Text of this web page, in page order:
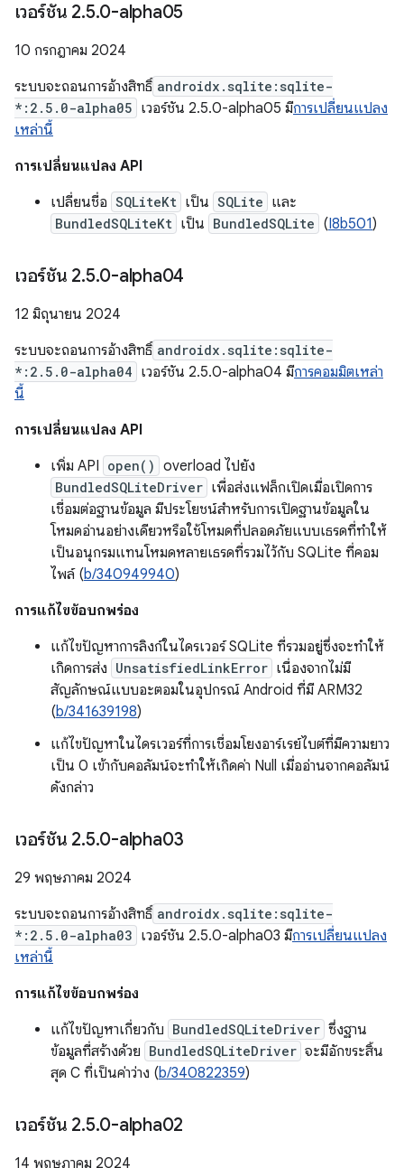
เวอร์ชัน 2.5.0-alpha05
10 กรกฎาคม 2024
ระบบจะถอนการอ้างสิทธิ์ androidx.sqlite:sqlite-
*:2.5.0-alpha05 เวอร์ชัน 2.5.0-alpha05 มีการเปลี่ยนแปลง
เหล่านี้
การเปลี่ยนแปลง API
เปลี่ยนชื่อ SQLiteKt เป็น SQLite และ
BundledSQLiteKt เป็น BundledSQLite (I8b501)
เวอร์ชัน 2.5.0-alpha04
12 มิถุนายน 2024
ระบบจะถอนการอ้างสิทธิ์ androidx.sqlite:sqlite-
*:2.5.0-alpha04 เวอร์ชัน 2.5.0-alpha04 มีการคอมมิตเหล่า
นี้
การเปลี่ยนแปลง API
เพิ่ม API open() overload ไปยัง
BundledSQLiteDriver เพื่อส่งแฟล็กเปิดเมื่อเปิดการ
เชื่อมต่อฐานข้อมูล มีประโยชน์สำหรับการเปิดฐานข้อมูลใน
โหมดอ่านอย่างเดียวหรือใช้โหมดที่ปลอดภัยแบบเธรดที่ทำให้
เป็นอนุกรมแทนโหมดหลายเธรดที่รวมไว้กับ SQLite ที่คอม
ไพล์ (b/340949940)
การแก้ไขข้อบกพร่อง
แก้ไขปัญหาการลิงก์ในไดรเวอร์ SQLite ที่รวมอยู่ซึ่งจะทำให้
เกิดการส่ง UnsatisfiedLinkError เนื่องจากไม่มี
สัญลักษณ์แบบอะตอมในอุปกรณ์ Android ที่มี ARM32
(b/341639198)
แก้ไขปัญหาในไดรเวอร์ที่การเชื่อมโยงอาร์เรย์ไบต์ที่มีความยาว
เป็น 0 เข้ากับคอลัมน์จะทำให้เกิดค่า Null เมื่ออ่านจากคอลัมน์
ดังกล่าว
เวอร์ชัน 2.5.0-alpha03
29 พฤษภาคม 2024
ระบบจะถอนการอ้างสิทธิ์ androidx.sqlite:sqlite-
*:2.5.0-alpha03 เวอร์ชัน 2.5.0-alpha03 มีการเปลี่ยนแปลง
เหล่านี้
การแก้ไขข้อบกพร่อง
แก้ไขปัญหาเกี่ยวกับ BundledSQLiteDriver ซึ่งฐาน
ข้อมูลที่สร้างด้วย BundledSQLiteDriver จะมีอักขระสิ้น
สุด C ที่เป็นค่าว่าง (b/340822359)
เวอร์ชัน 2.5.0-alpha02
14 พฤษภาคม 2024